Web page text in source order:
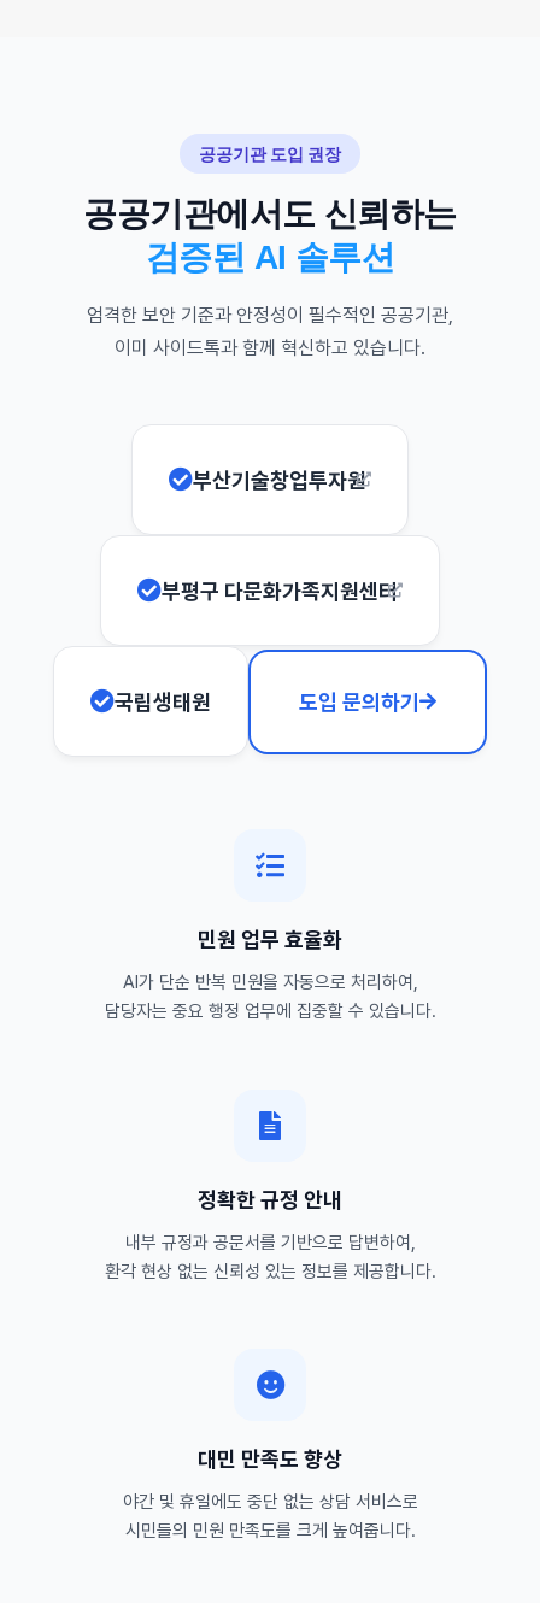
공공기관 도입 권장
공공기관에서도 신뢰하는
검증된 AI 솔루션
엄격한 보안 기준과 안정성이 필수적인 공공기관,
이미 사이드톡과 함께 혁신하고 있습니다.
부산기술창업투자원
부평구 다문화가족지원센터
국립생태원 도입 문의하기
민원 업무 효율화
AI가 단순 반복 민원을 자동으로 처리하여,
담당자는 중요 행정 업무에 집중할 수 있습니다.
정확한 규정 안내
내부 규정과 공문서를 기반으로 답변하여,
환각 현상 없는 신뢰성 있는 정보를 제공합니다.
대민 만족도 향상
야간 및 휴일에도 중단 없는 상담 서비스로
시민들의 민원 만족도를 크게 높여줍니다.